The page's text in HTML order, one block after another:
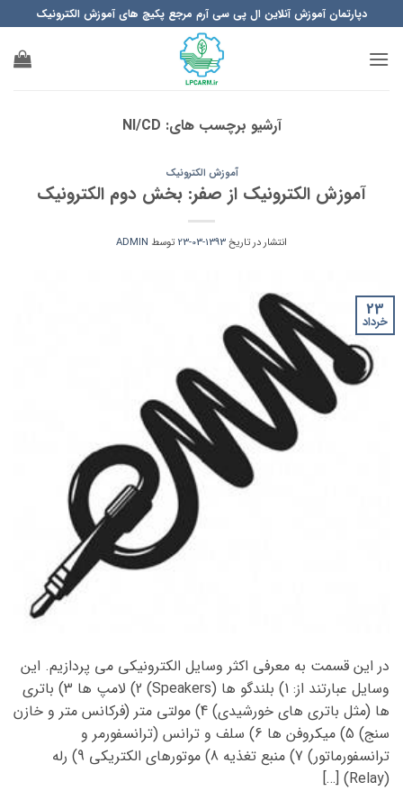
to
content
دپارتمان آموزش آنلاین ال پی سی آرم مرجع پکیچ های آموزش الکترونیک
آرشیو برچسب های: NI/CD
آموزش الکترونیک
آموزش الکترونیک از صفر: بخش دوم الکترونیک
انتشار در تاریخ1393-03-23 توسط ADMIN
23
خرداد
در این قسمت به معرفی اکثر وسایل الکترونیکی می پردازیم. این
وسایل عبارتند از: 1) بلندگو ها (Speakers) 2) لامپ ها 3) باتری
ها (مثل باتری های خورشیدی) 4) مولتی متر (فرکانس متر و خازن
سنج) 5) میکروفن ها 6) سلف و ترانس (ترانسفورمر و
ترانسفورماتور) 7) منبع تغذیه 8) موتورهای الکتریکی 9) رله
(Relay) […]